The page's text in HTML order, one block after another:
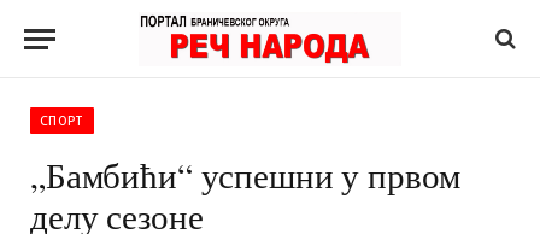
СПОРТ
„Бамбићи“ успешни у првом
делу сезоне